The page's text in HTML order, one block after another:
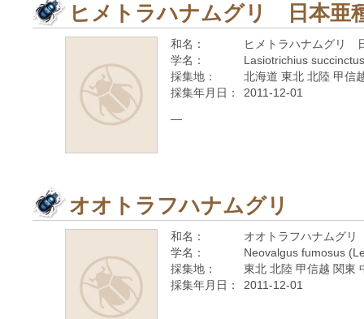
ヒメトラハナムグリ 日本亜
和名：
ヒメトラハナムグリ
学名：
Lasiotrichius
採集地：
北海道 東北 北陸 甲信
採集年月日：
2011-12-01
—
オオトラフハナムグリ
和名：
オオトラフハナムグリ
学名：
Neovalgus fumosus
採集地：
東北 北陸 甲信越 関東
採集年月日：
2011-12-01